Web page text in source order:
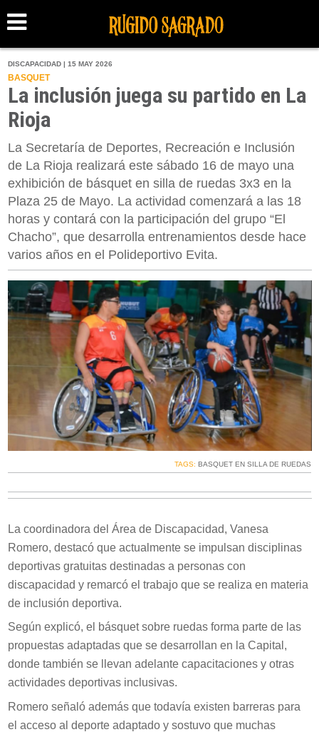
DISCAPACIDAD | 15 MAY 2026
BASQUET
La inclusión juega su partido en La
Rioja
La Secretaría de Deportes, Recreación e Inclusión
de La Rioja realizará este sábado 16 de mayo una
exhibición de básquet en silla de ruedas 3x3 en la
Plaza 25 de Mayo. La actividad comenzará a las 18
horas y contará con la participación del grupo “El
Chacho”, que desarrolla entrenamientos desde hace
varios años en el Polideportivo Evita.
TAGS: BASQUET EN SILLA DE RUEDAS
La coordinadora del Área de Discapacidad, Vanesa
Romero, destacó que actualmente se impulsan disciplinas
deportivas gratuitas destinadas a personas con
discapacidad y remarcó el trabajo que se realiza en materia
de inclusión deportiva.
Según explicó, el básquet sobre ruedas forma parte de las
propuestas adaptadas que se desarrollan en la Capital,
donde también se llevan adelante capacitaciones y otras
actividades deportivas inclusivas.
Romero señaló además que todavía existen barreras para
el acceso al deporte adaptado y sostuvo que muchas